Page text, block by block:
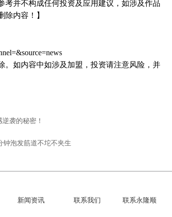
考并不构成任何投资及应用建议，如涉及作品
除内容！】
。如内容中如涉及加盟，投资请注意风险，并
袭的秘密！
钟泡发筋道不坨不夹生
新闻资讯 联系我们 联系永隆顺